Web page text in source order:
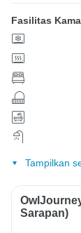
Fasilitas
Tampilkan
Sarapan)